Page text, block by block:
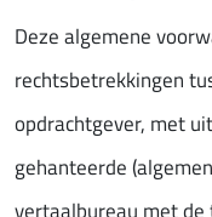
Deze algemene
rechtsbetrekkingen
opdrachtgever, met
gehanteerde
vertaalbureau met